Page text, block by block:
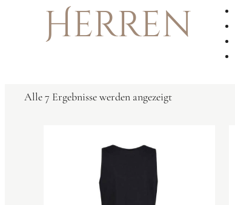
Herren
Alle 7 Ergebnisse werden angezeigt